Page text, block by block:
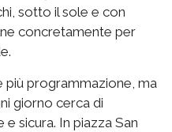
sotto il sole e con
concretamente per
più programmazione, ma
giorno cerca di
sicura. In piazza San